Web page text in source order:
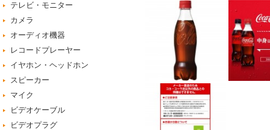
テレビ・モニター
カメラ
オーディオ機器
レコードプレーヤー
イヤホン・ヘッドホン
スピーカー
マイク
ビデオケーブル
ビデオプラグ